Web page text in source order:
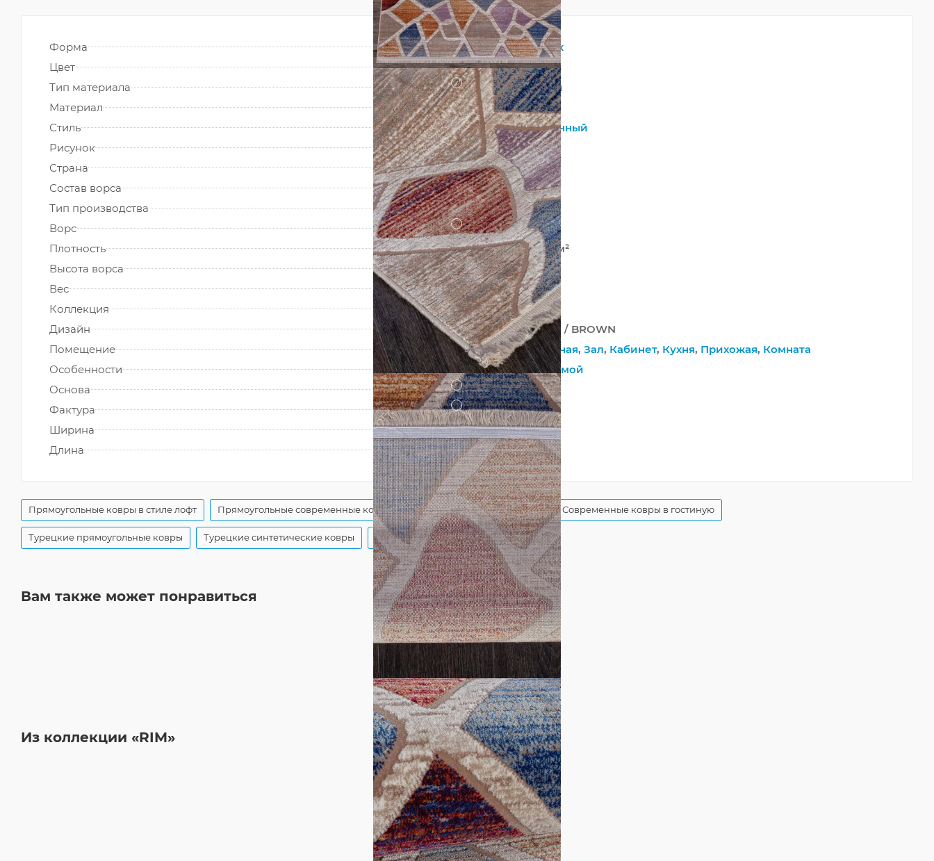
Форма
Прямоугольник
Цвет
Мультиколор
Тип материала
?
Синтетический
Материал
Акрил
Стиль
Лофт,Современный
Рисунок
Абстракция
Страна
Турция
Состав ворса
100% Акрил
Тип производства
Машинный
Ворс
?
Средний
Плотность
840 000 точек/м²
Высота ворса
7 мм
Вес
2100 г/м²
Коллекция
RIM
Дизайн
05709K BROWN / BROWN
Помещение
Веранда,Гостиная, Зал, Кабинет, Кухня, Прихожая, Комната
Особенности
На пол,С бахромой
Основа
?
Джутовая
Фактура
?
Гладкий
Ширина
285
Длина
400
Прямоугольные ковры в стиле лофт Прямоугольные современные ковры Турецкие ковры из акрила Современные ковры в гостиную
Турецкие прямоугольные ковры Турецкие синтетические ковры Турецкие современные ковры
Вам также может понравиться
Из коллекции «RIM»